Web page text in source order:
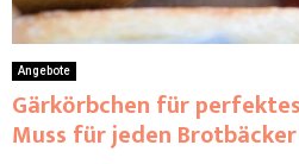
Angebote
Gärkörbchen für
Muss für jeden Brotbäcker